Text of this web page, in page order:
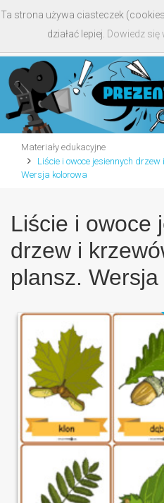
Materiały edukacyjne
Liście i owoce jesiennych
Wersja kolorowa
Liście i owoce
drzew i
plansz.
Ta strona używa ciasteczek
działać lepiej. Dowiedz się